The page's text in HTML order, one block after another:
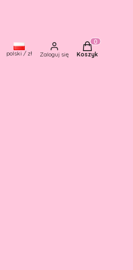
polski / zł Zaloguj się
Produkty w
Koszyk